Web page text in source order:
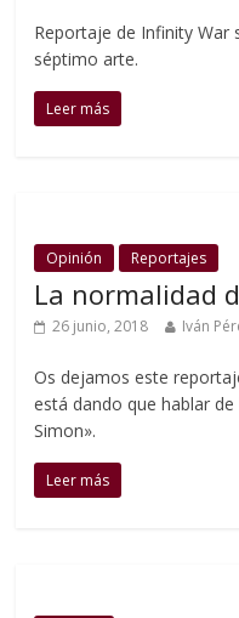
Reportaje de Infinity War
séptimo arte.
Leer más
Opinión Reportajes
La normalidad
26 junio, 2018 Iván
Os dejamos este
está dando que hablar
Simon».
Leer más